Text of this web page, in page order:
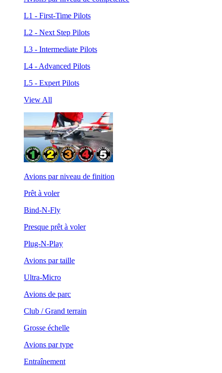
L1 - First-Time Pilots
L2 - Next Step Pilots
L3 - Intermediate Pilots
L4 - Advanced Pilots
L5 - Expert Pilots
View All
Avions par niveau de finition
Prêt à voler
Bind-N-Fly
Presque prêt à voler
Plug-N-Play
Avions par taille
Ultra-Micro
Avions de parc
Club / Grand terrain
Grosse échelle
Avions par type
Entraînement